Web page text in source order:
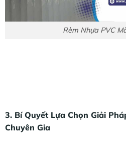
Rèm Nhựa PVC
3. Bí Quyết Lựa Chọn Giải
Chuyên Gia